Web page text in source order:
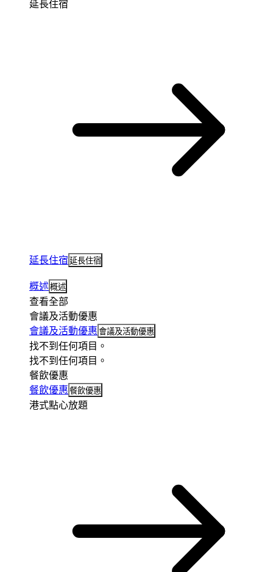
延長住宿
延長住宿 延長住宿
概述概述
查看全部
會議及活動優惠
會議及活動優惠 會議及活動優惠
找不到任何項目。
找不到任何項目。
餐飲優惠
餐飲優惠 餐飲優惠
港式點心放題